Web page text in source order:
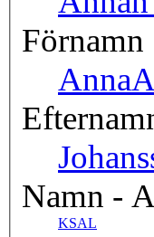
Förnamn
Anna
Namn -
KSAL